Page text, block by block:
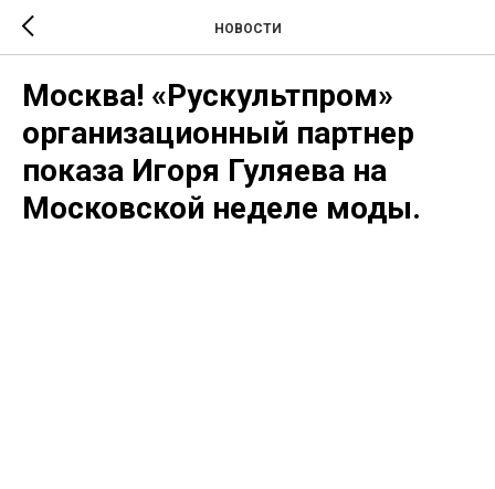
НОВОСТИ
Москва! «Рускультпром»
организационный партнер
показа Игоря Гуляева на
Московской неделе моды.